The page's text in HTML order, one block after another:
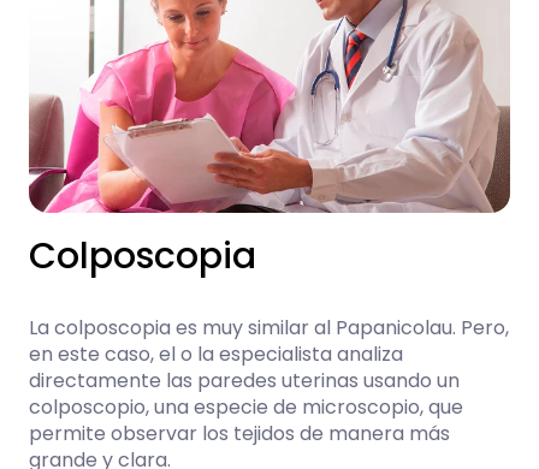
Colposcopia
La colposcopia es muy similar al Papanicolau. Pero,
en este caso, el o la especialista analiza
directamente las paredes uterinas usando un
colposcopio, una especie de microscopio, que
permite observar los tejidos de manera más
grande y clara.